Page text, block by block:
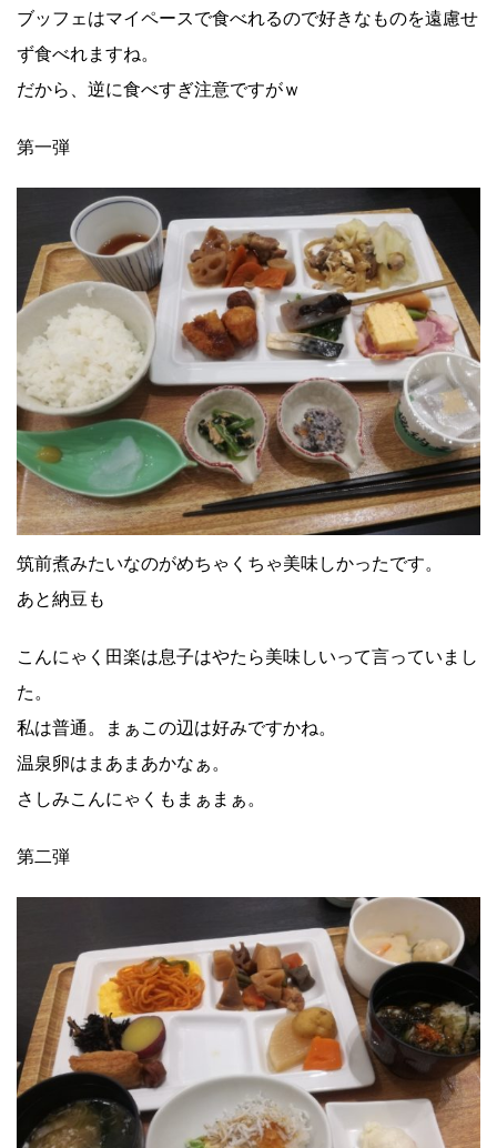
ブッフェはマイペースで食べれるので好きなものを遠慮せ
ず食べれますね。
だから、逆に食べすぎ注意ですがｗ
第一弾
筑前煮みたいなのがめちゃくちゃ美味しかったです。
あと納豆も
こんにゃく田楽は息子はやたら美味しいって言っていまし
た。
私は普通。まぁこの辺は好みですかね。
温泉卵はまあまあかなぁ。
さしみこんにゃくもまぁまぁ。
第二弾